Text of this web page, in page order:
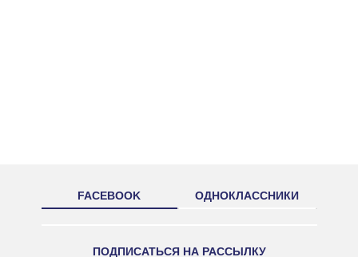
FACEBOOK ОДНОКЛАССНИКИ
ПОДПИСАТЬСЯ НА РАССЫЛКУ